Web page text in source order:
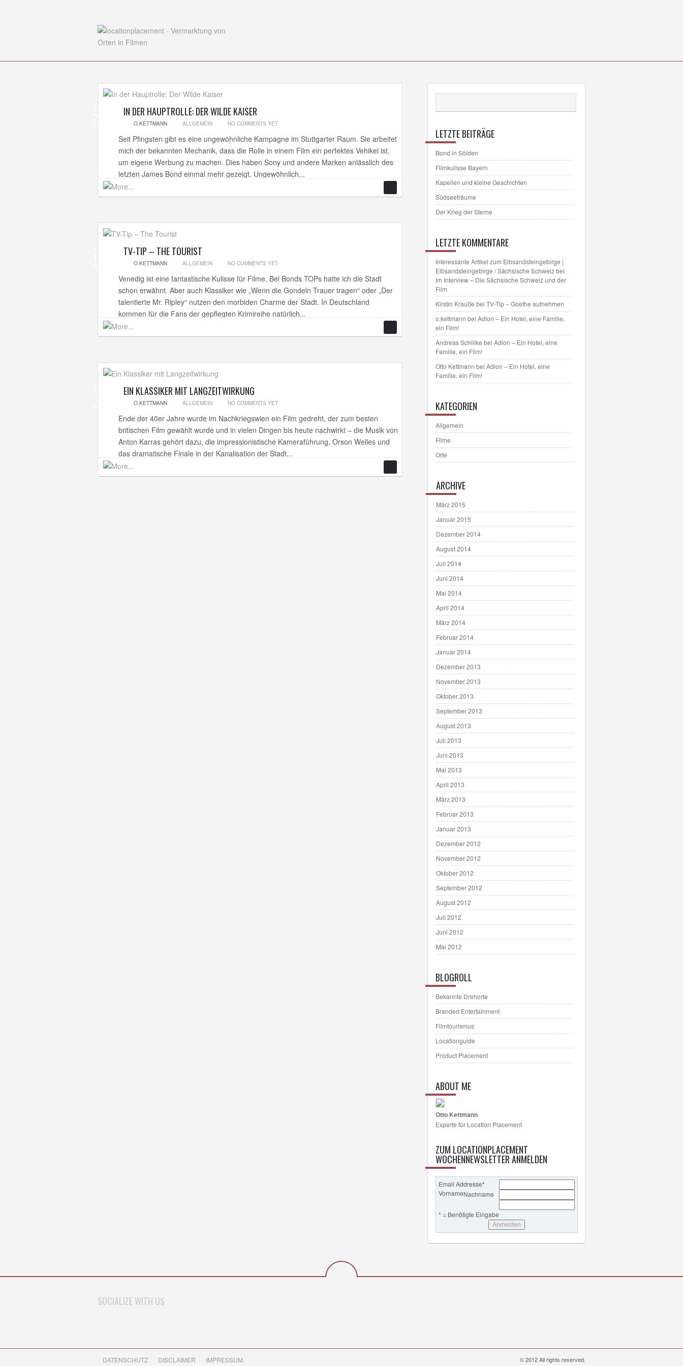
Jun IN DER HAUPTROLLE: DER WILDE KAISER
O.KETTMANN ALLGEMEIN NO COMMENTS YET
Seit Pfingsten gibt es eine ungewöhnliche Kampagne im Stuttgarter Raum. Sie arbeitet
mich der bekannten Mechanik, dass die Rolle in einem Film ein perfektes Vehikel ist,
um eigene Werbung zu machen. Dies haben Sony und andere Marken anlässlich des
letzten James Bond einmal mehr gezeigt. Ungewöhnlich...
Jun TV-TIP – THE TOURIST
O.KETTMANN ALLGEMEIN NO COMMENTS YET
Venedig ist eine fantastische Kulisse für Filme. Bei Bonds TOPs hatte ich die Stadt
schon erwähnt. Aber auch Klassiker wie „Wenn die Gondeln Trauer tragen“ oder „Der
talentierte Mr. Ripley“ nutzen den morbiden Charme der Stadt. In Deutschland
kommen für die Fans der gepflegten Krimireihe natürlich...
Jun
3 EIN KLASSIKER MIT LANGZEITWIRKUNG
O.KETTMANN ALLGEMEIN NO COMMENTS YET
Ende der 40er Jahre wurde im Nachkriegswien ein Film gedreht, der zum besten
britischen Film gewählt wurde und in vielen Dingen bis heute nachwirkt – die Musik von
Anton Karras gehört dazu, die impressionistische Kameraführung, Orson Welles und
das dramatische Finale in der Kanalisation der Stadt...
LETZTE BEITRÄGE
Bond in Sölden
Filmkulisse Bayern
Kapellen und kleine Geschichten
Südseeträume
Der Krieg der Sterne
LETZTE KOMMENTARE
Interessante Artikel zum Elbsandsteingebirge |
Elbsandsteingebirge / Sächsische Schweizbei
Im Interview – Die Sächsische Schweiz und der
Film
Kirstin Krauße bei TV-Tip – Goethe aufnehmen
o.kettmann bei Adlon – Ein Hotel, eine Familie,
ein Film!
Andreas Schillke bei Adlon – Ein Hotel, eine
Familie, ein Film!
Otto Kettmann bei Adlon – Ein Hotel, eine
Familie, ein Film!
KATEGORIEN
Allgemein
Filme
Orte
ARCHIVE
März 2015
Januar 2015
Dezember 2014
August 2014
Juli 2014
Juni 2014
Mai 2014
April 2014
März 2014
Februar 2014
Januar 2014
Dezember 2013
November 2013
Oktober 2013
September 2013
August 2013
Juli 2013
Juni 2013
Mai 2013
April 2013
März 2013
Februar 2013
Januar 2013
Dezember 2012
November 2012
Oktober 2012
September 2012
August 2012
Juli 2012
Juni 2012
Mai 2012
BLOGROLL
Bekannte Drehorte
Branded Entertainment
Filmtourismus
Locationguide
Product Placement
ABOUT ME
Otto Kettmann
Experte für Location Placement
ZUM LOCATIONPLACEMENT
WOCHENNEWSLETTER ANMELDEN
Email Addresse*
VornameNachname
* = Benötigte Eingabe
SOCIALIZE WITH US
DATENSCHUTZ DISCLAIMER IMPRESSUM © 2012 All rights reserved.